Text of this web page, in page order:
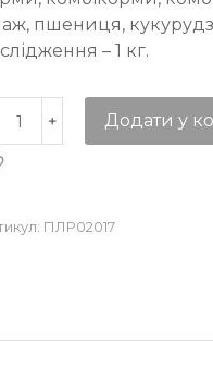
пшениця,
– 1 кг.
Додати у
ПЛР02017